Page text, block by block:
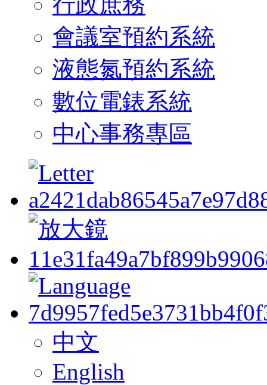
會議室預約系統
液態氮預約系統
數位電錶系統
中心事務專區
中文
English